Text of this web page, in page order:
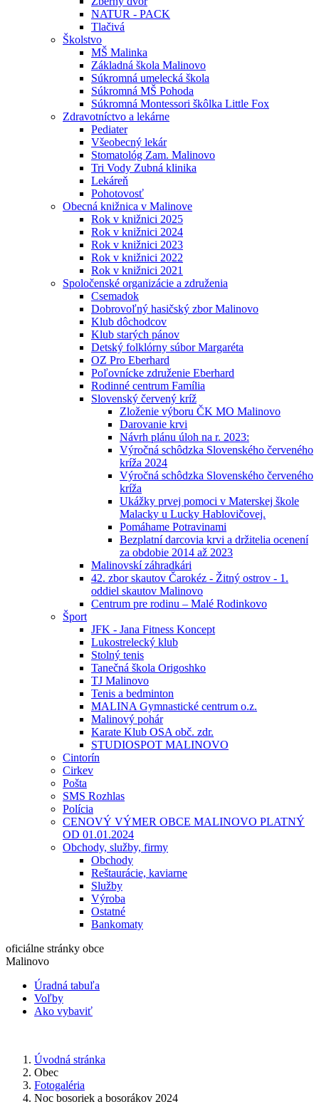
NATUR - PACK
Tlačivá
Školstvo
MŠ Malinka
Základná škola Malinovo
Súkromná umelecká škola
Súkromná MŠ Pohoda
Súkromná Montessori škôlka Little Fox
Zdravotníctvo a lekárne
Pediater
Všeobecný lekár
Stomatológ Zam. Malinovo
Tri Vody Zubná klinika
Lekáreň
Pohotovosť
Obecná knižnica v Malinove
Rok v knižnici 2025
Rok v knižnici 2024
Rok v knižnici 2023
Rok v knižnici 2022
Rok v knižnici 2021
Spoločenské organizácie a združenia
Csemadok
Dobrovoľný hasičský zbor Malinovo
Klub dôchodcov
Klub starých pánov
Detský folklórny súbor Margaréta
OZ Pro Eberhard
Poľovnícke združenie Eberhard
Rodinné centrum Família
Slovenský červený kríž
Zloženie výboru ČK MO Malinovo
Darovanie krvi
Návrh plánu úloh na r. 2023:
Výročná schôdzka Slovenského červeného
kríža 2024
Výročná schôdzka Slovenského červeného
kríža
Ukážky prvej pomoci v Materskej škole
Malacky u Lucky Hablovičovej.
Pomáhame Potravinami
Bezplatní darcovia krvi a držitelia ocenení
za obdobie 2014 až 2023
Malinovskí záhradkári
42. zbor skautov Čarokéz - Žitný ostrov - 1.
oddiel skautov Malinovo
Centrum pre rodinu – Malé Rodinkovo
Šport
JFK - Jana Fitness Koncept
Lukostrelecký klub
Stolný tenis
Tanečná škola Origoshko
TJ Malinovo
Tenis a bedminton
MALINA Gymnastické centrum o.z.
Malinový pohár
Karate Klub OSA obč. zdr.
STUDIOSPOT MALINOVO
Cintorín
Cirkev
Pošta
SMS Rozhlas
Polícia
CENOVÝ VÝMER OBCE MALINOVO PLATNÝ
OD 01.01.2024
Obchody, služby, firmy
Obchody
Reštaurácie, kaviarne
Služby
Výroba
Ostatné
Bankomaty
oficiálne stránky obce
Malinovo
Úradná tabuľa
Voľby
Ako vybaviť
Úvodná stránka
Obec
Fotogaléria
Noc bosoriek a bosorákov 2024